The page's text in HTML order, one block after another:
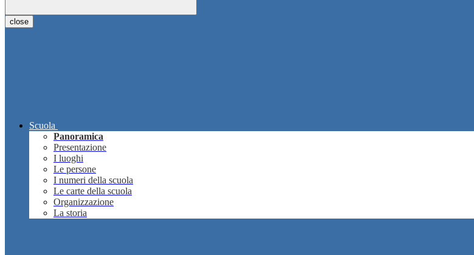
close
Scuola
Panoramica
Presentazione
I luoghi
Le persone
I numeri della scuola
Le carte della scuola
Organizzazione
La storia